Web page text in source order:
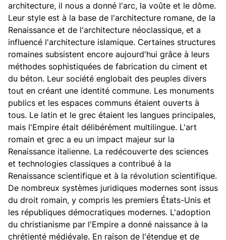
architecture, il nous a donné l'arc, la voûte et le dôme.
Leur style est à la base de l'architecture romane, de la
Renaissance et de l'architecture néoclassique, et a
influencé l'architecture islamique. Certaines structures
romaines subsistent encore aujourd'hui grâce à leurs
méthodes sophistiquées de fabrication du ciment et
du béton. Leur société englobait des peuples divers
tout en créant une identité commune. Les monuments
publics et les espaces communs étaient ouverts à
tous. Le latin et le grec étaient les langues principales,
mais l'Empire était délibérément multilingue. L'art
romain et grec a eu un impact majeur sur la
Renaissance italienne. La redécouverte des sciences
et technologies classiques a contribué à la
Renaissance scientifique et à la révolution scientifique.
De nombreux systèmes juridiques modernes sont issus
du droit romain, y compris les premiers États-Unis et
les républiques démocratiques modernes. L'adoption
du christianisme par l'Empire a donné naissance à la
chrétienté médiévale. En raison de l'étendue et de